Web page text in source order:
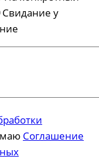
Свидание у
Соглашение